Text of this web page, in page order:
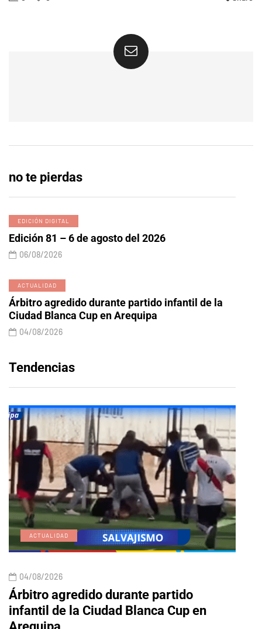
no te pierdas
EDICIÓN DIGITAL
Edición 81 – 6 de agosto del 2026
06/08/2026
ACTUALIDAD
Árbitro agredido durante partido infantil de la
Ciudad Blanca Cup en Arequipa
04/08/2026
Tendencias
ACTUALIDAD
04/08/2026
Árbitro agredido durante partido
infantil de la Ciudad Blanca Cup en